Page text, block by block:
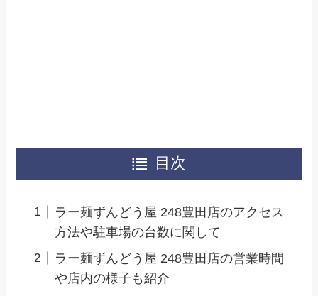
目次
ラー麺ずんどう屋 248豊田店のアクセス
方法や駐車場の台数に関して
ラー麺ずんどう屋 248豊田店の営業時間
や店内の様子も紹介